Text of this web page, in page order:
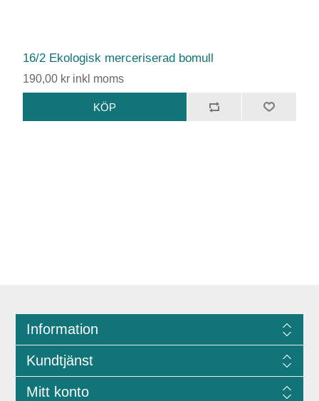
16/2 Ekologisk merceriserad bomull
190,00 kr inkl moms
Information
Kundtjänst
Mitt konto